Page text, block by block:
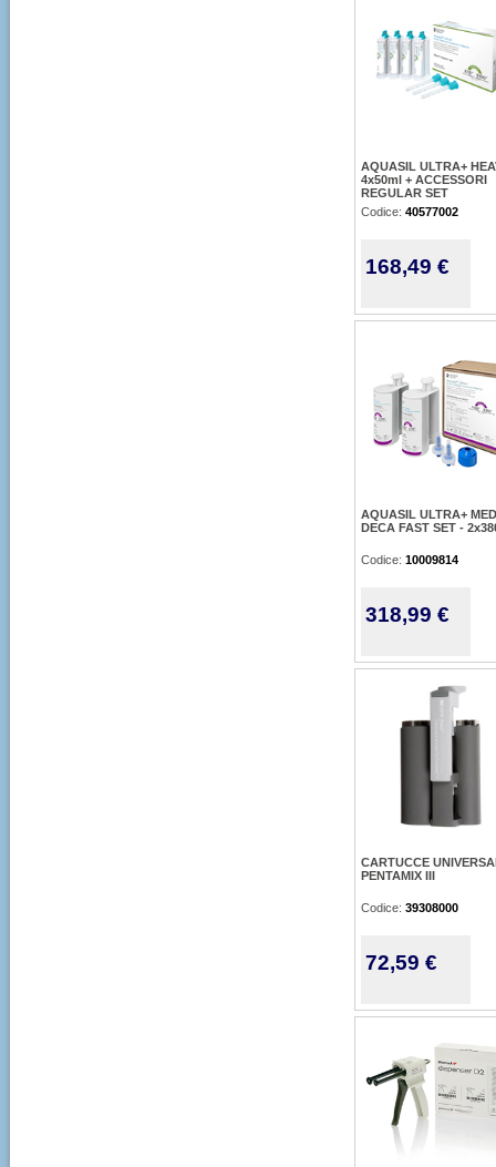
AQUASIL ULTRA+
4x50ml + ACCESSORI
REGULAR SET
Codice: 40577002
168,49 €
AQUASIL ULTRA+
DECA FAST SET -
Codice: 10009814
318,99 €
CARTUCCE
PENTAMIX III
Codice: 39308000
72,59 €